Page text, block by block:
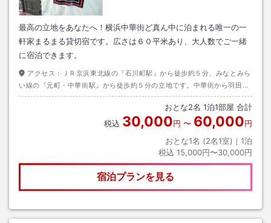
最高の立地をあなたへ！横浜中華街ど真ん中に泊まれる唯一の一
軒家まるまる貸切宿です。広さは６０平米あり、大人数でご一緒
に宿泊できます。
アクセス：
ＪＲ京浜東北線の『石川町駅』から徒歩約５分、みなとみら
い線の『元町・中華街駅』から徒歩約５分の立地です。中華街から羽田空
港まで一本バスで到着します。
おとな2名 1泊1部屋 合計
税込 30,000円 〜 60,000円
おとな1名 (2名1室)｜ 1泊
税込 15,000円〜30,000円
宿泊プランを見る